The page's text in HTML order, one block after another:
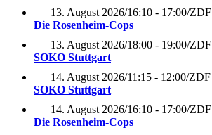
13. August 2026/16:10 - 17:00/ZDF
Die Rosenheim-Cops
13. August 2026/18:00 - 19:00/ZDF
SOKO Stuttgart
14. August 2026/11:15 - 12:00/ZDF
SOKO Stuttgart
14. August 2026/16:10 - 17:00/ZDF
Die Rosenheim-Cops